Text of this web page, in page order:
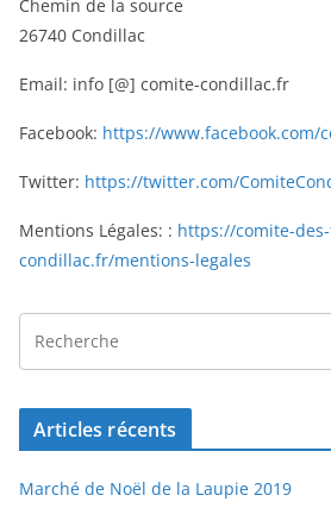
Chemin de la source
26740 Condillac
Email: info [@] comite-condillac.fr
Facebook: https://www.facebook.com/
Twitter: https://twitter.com/
Mentions Légales: : https://comite-
condillac.fr/mentions-legales
Articles récents
Marché de Noël de la Laupie 2019